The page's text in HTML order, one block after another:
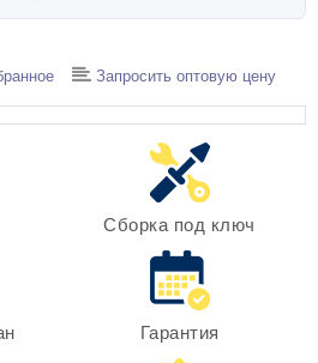
Запросить оптовую цену
Сборка под ключ
Гарантия